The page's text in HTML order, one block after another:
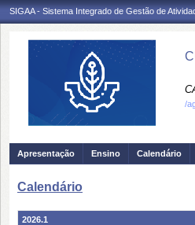
SIGAA - Sistema Integrado de Gestão de
/
Apresentação Ensino Calendário
Calendário
2026.1